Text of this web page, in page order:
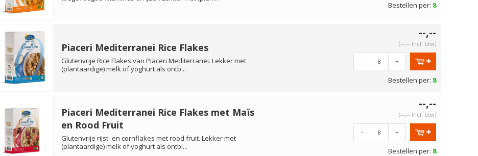
Bestellen per: 8
Piaceri Mediterranei Rice Flakes
Glutenvrije Rice Flakes van Piaceri Mediterranei. Lekker met
(plantaardige) melk of yoghurt als ontb...
--,--
(--,-- Incl. btw)
- +
Bestellen per: 8
Piaceri Mediterranei Rice Flakes met Maïs
en Rood Fruit
Glutenvrije rijst- en cornflakes met rood fruit. Lekker met
(plantaardige) melk of yoghurt als ontbi...
--,--
(--,-- Incl. btw)
- +
Bestellen per: 8